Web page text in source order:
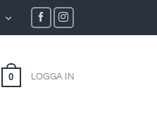
0 LOGGA IN